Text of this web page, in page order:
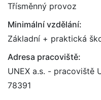
Třísměnný provoz
Minimální vzdělání:
Základní + praktická
Adresa pracoviště:
UNEX a.s. - pracoviště
78391